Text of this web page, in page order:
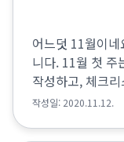
어느덧 11월이
니다. 11월 첫 주
작성하고, 체크리
월 3일에는 온라
작성일: 2020.11.12.